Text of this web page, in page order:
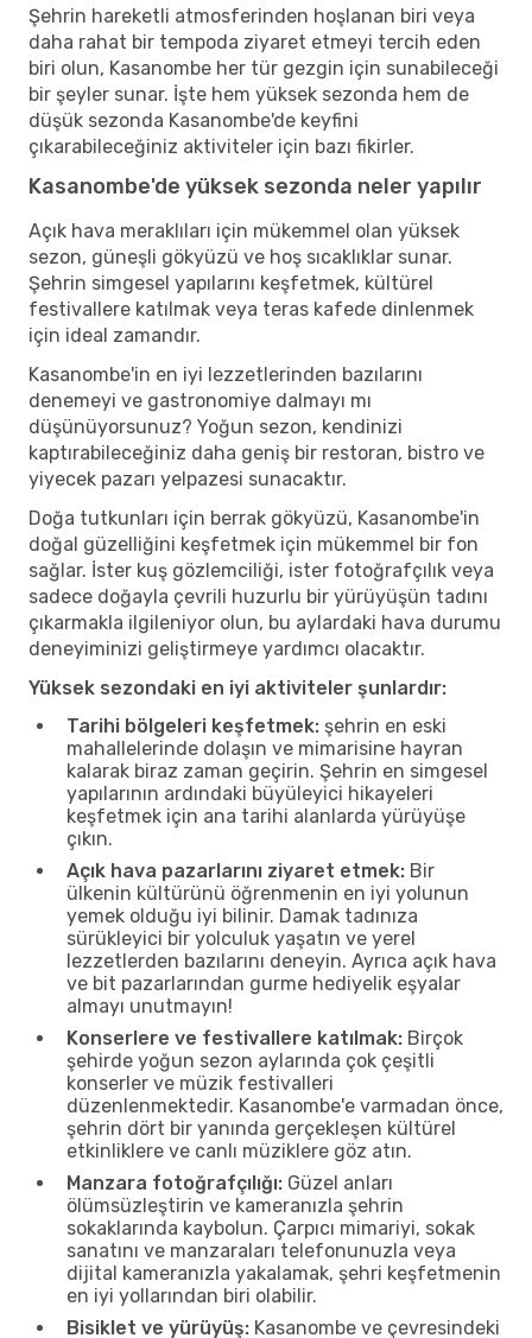
Şehrin hareketli atmosferinden hoşlanan biri veya
daha rahat bir tempoda ziyaret etmeyi tercih eden
biri olun, Kasanombe her tür gezgin için sunabileceği
bir şeyler sunar. İşte hem yüksek sezonda hem de
düşük sezonda Kasanombe'de keyfini
çıkarabileceğiniz aktiviteler için bazı fikirler.
Kasanombe'de yüksek sezonda neler yapılır
Açık hava meraklıları için mükemmel olan yüksek
sezon, güneşli gökyüzü ve hoş sıcaklıklar sunar.
Şehrin simgesel yapılarını keşfetmek, kültürel
festivallere katılmak veya teras kafede dinlenmek
için ideal zamandır.
Kasanombe'in en iyi lezzetlerinden bazılarını
denemeyi ve gastronomiye dalmayı mı
düşünüyorsunuz? Yoğun sezon, kendinizi
kaptırabileceğiniz daha geniş bir restoran, bistro ve
yiyecek pazarı yelpazesi sunacaktır.
Doğa tutkunları için berrak gökyüzü, Kasanombe'in
doğal güzelliğini keşfetmek için mükemmel bir fon
sağlar. İster kuş gözlemciliği, ister fotoğrafçılık veya
sadece doğayla çevrili huzurlu bir yürüyüşün tadını
çıkarmakla ilgileniyor olun, bu aylardaki hava durumu
deneyiminizi geliştirmeye yardımcı olacaktır.
Yüksek sezondaki en iyi aktiviteler şunlardır:
Tarihi bölgeleri keşfetmek: şehrin en eski
mahallelerinde dolaşın ve mimarisine hayran
kalarak biraz zaman geçirin. Şehrin en simgesel
yapılarının ardındaki büyüleyici hikayeleri
keşfetmek için ana tarihi alanlarda yürüyüşe
çıkın.
Açık hava pazarlarını ziyaret etmek: Bir
ülkenin kültürünü öğrenmenin en iyi yolunun
yemek olduğu iyi bilinir. Damak tadınıza
sürükleyici bir yolculuk yaşatın ve yerel
lezzetlerden bazılarını deneyin. Ayrıca açık hava
ve bit pazarlarından gurme hediyelik eşyalar
almayı unutmayın!
Konserlere ve festivallere katılmak: Birçok
şehirde yoğun sezon aylarında çok çeşitli
konserler ve müzik festivalleri
düzenlenmektedir. Kasanombe'e varmadan önce,
şehrin dört bir yanında gerçekleşen kültürel
etkinliklere ve canlı müziklere göz atın.
Manzara fotoğrafçılığı: Güzel anları
ölümsüzleştirin ve kameranızla şehrin
sokaklarında kaybolun. Çarpıcı mimariyi, sokak
sanatını ve manzaraları telefonunuzla veya
dijital kameranızla yakalamak, şehri keşfetmenin
en iyi yollarından biri olabilir.
Bisiklet ve yürüyüş: Kasanombe ve çevresindeki